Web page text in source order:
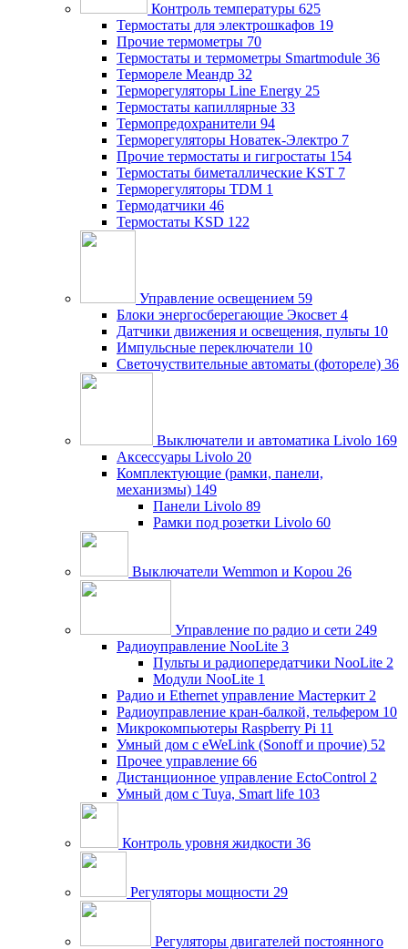
Контроль температуры 625
Термостаты для электрошкафов 19
Прочие термометры 70
Термостаты и термометры Smartmodule 36
Термореле Меандр 32
Терморегуляторы Line Energy 25
Термостаты капиллярные 33
Термопредохранители 94
Терморегуляторы Новатек-Электро 7
Прочие термостаты и гигростаты 154
Термостаты биметаллические KST 7
Терморегуляторы TDM 1
Термодатчики 46
Термостаты KSD 122
Управление освещением 59
Блоки энергосберегающие Экосвет 4
Датчики движения и освещения, пульты 10
Импульсные переключатели 10
Светочуствительные автоматы (фотореле) 36
Выключатели и автоматика Livolo 169
Аксессуары Livolo 20
Комплектующие (рамки, панели,
механизмы) 149
Панели Livolo 89
Рамки под розетки Livolo 60
Выключатели Wemmon и Kopou 26
Управление по радио и сети 249
Радиоуправление NooLite 3
Пульты и радиопередатчики NooLite 2
Модули NooLite 1
Радио и Ethernet управление Мастеркит 2
Радиоуправление кран-балкой, тельфером 10
Микрокомпьютеры Raspberry Pi 11
Умный дом c eWeLink (Sonoff и прочие) 52
Прочее управление 66
Дистанционное управление EctoControl 2
Умный дом с Tuya, Smart life 103
Контроль уровня жидкости 36
Регуляторы мощности 29
Регуляторы двигателей постоянного